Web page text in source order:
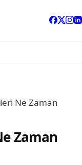
Ne Zaman
Zaman